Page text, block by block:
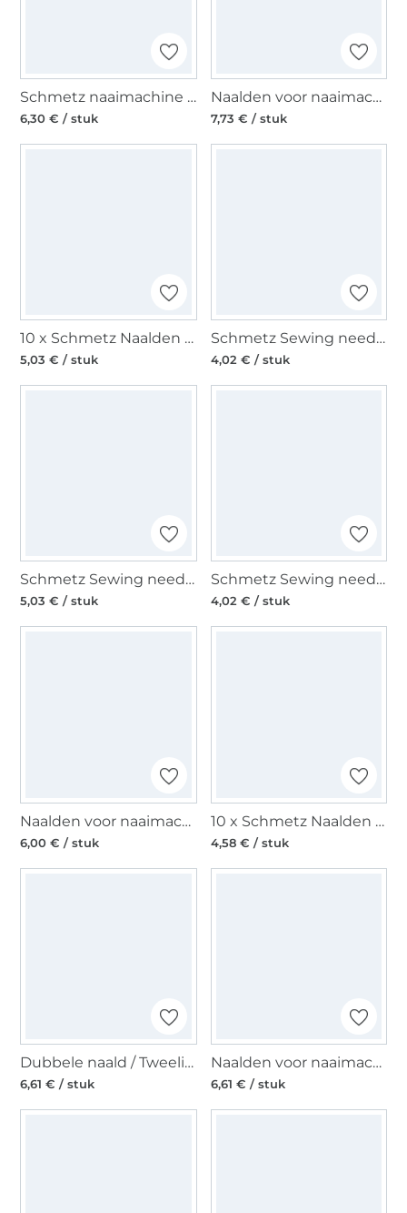
Schmetz naaimachine naalden 130/705 Microtex 60-80
6,30 € / stuk
Naalden voor naaimachines 130/705, Universal 70-10
7,73 € / stuk
10 x Schmetz Naalden voor naaimachines 130/705, Jersey 70-90
5,03 € / stuk
Schmetz Sewing needle Jeans Needle 130/705 H-J
4,02 € / stuk
Schmetz Sewing needle Overlock Serger ELx705 SUF CF
5,03 € / stuk
Schmetz Sewing needle 130/705 H-S, Stretch 75
4,02 € / stuk
Naalden voor naaimachines 130/705, Jersey 70-90
6,00 € / stuk
10 x Schmetz Naalden voor naaimachines 130/705 H 80 Universal REFILL
4,58 € / stuk
Dubbele naald / Tweelingnaald 130/705, Stretch 75/2,5 mm
6,61 € / stuk
Naalden voor naaimachines 130/705 MICROTEX 60-80
6,61 € / stuk